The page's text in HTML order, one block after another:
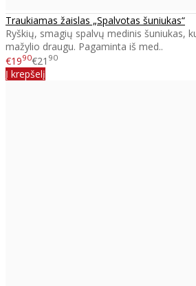
Traukiamas žaislas „Spalvotas šuniukas“
Ryškių, smagių spalvų medinis šuniukas,
mažylio draugu. Pagaminta iš med..
€1990€21 90
Į krepšelį